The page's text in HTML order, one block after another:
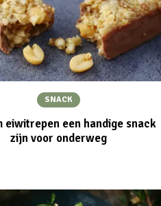
SNACK
eiwitrepen een handige snack
zijn voor onderweg